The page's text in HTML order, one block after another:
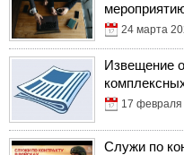
24 марта
Извещение
17 февраля
Служи по